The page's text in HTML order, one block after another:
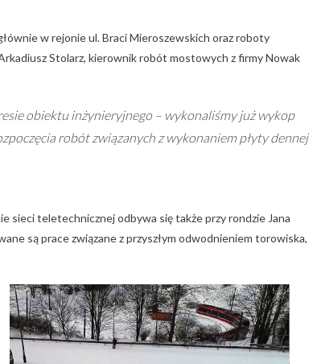
w rejonie ul. Braci Mieroszewskich oraz roboty
Stolarz, kierownik robót mostowych z firmy Nowak
obiektu inżynieryjnego – wykonaliśmy już wykop
robót związanych z wykonaniem płyty dennej
sieci teletechnicznej odbywa się także przy rondzie Jana
są prace związane z przyszłym odwodnieniem torowiska,